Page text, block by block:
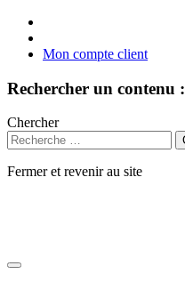
Mon compte client
Rechercher un contenu :
Chercher
Fermer et revenir au site